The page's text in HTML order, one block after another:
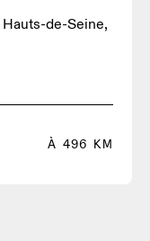
de-Seine,
À 496 KM